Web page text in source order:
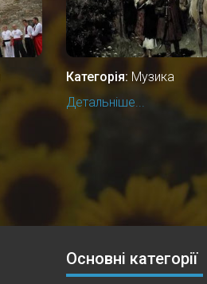
Категорія: Музика
Детальніше...
Основні категорії